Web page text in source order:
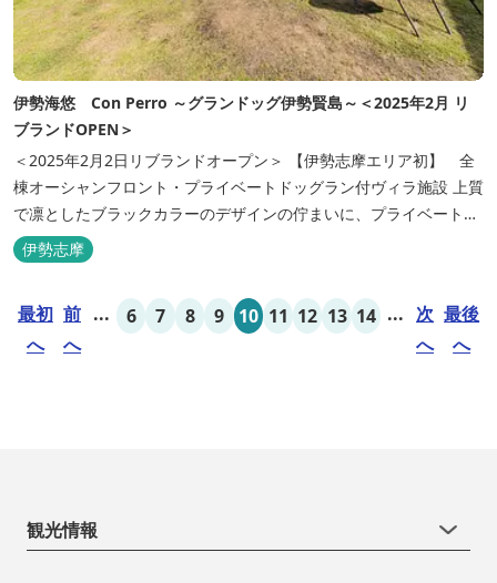
伊勢海悠 Con Perro ～グランドッグ伊勢賢島～＜2025年2月 リ
ブランドOPEN＞
＜2025年2月2日リブランドオープン＞ 【伊勢志摩エリア初】 全
棟オーシャンフロント・プライベートドッグラン付ヴィラ施設 上質
で凛としたブラックカラーのデザインの佇まいに、プライベート感
溢れる客室。 客室に一歩入れば全室海に面したオーシャンフロン
ト。 颯爽とした広いプライベートドッグランと青色に輝く英虞湾を
入...
伊勢志摩
最初
へ
前
へ
... 6 7 8 9 10 11 12 13 14 ... 次
へ
最後
へ
観光情報